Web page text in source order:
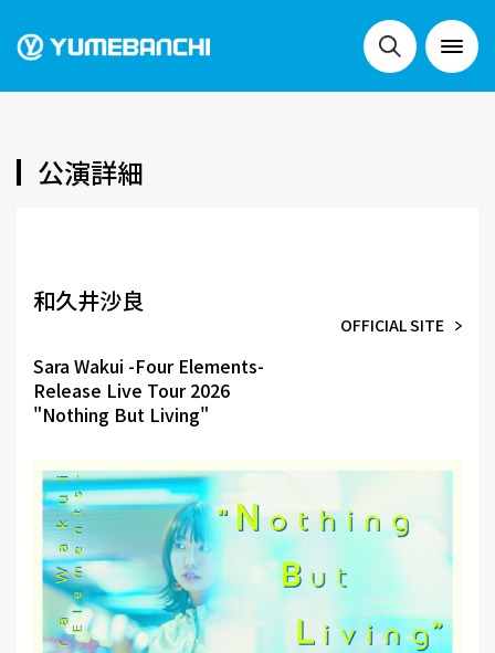
MEMBER
公演詳細
和久井沙良
OFFICIAL SITE
Sara Wakui -Four Elements-
Release Live Tour 2026
"Nothing But Living"